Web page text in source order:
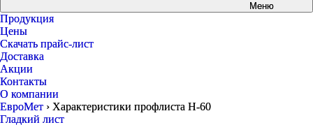
Меню
Продукция
Цены
Скачать прайс-лист
Доставка
Акции
Контакты
О компании
ЕвроМет › Характеристики профлиста Н-60
Гладкий лист